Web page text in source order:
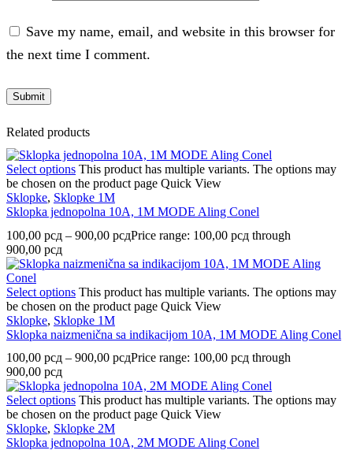
Save my name, email, and website in this browser for
the next time I comment.
Related products
Select options This product has multiple variants. The options may
be chosen on the product page Quick View
Sklopke, Sklopke 1M
Sklopka jednopolna 10A, 1M MODE Aling Conel
100,00 рсд – 900,00 рсдPrice range: 100,00 рсд through
900,00 рсд
Select options This product has multiple variants. The options may
be chosen on the product page Quick View
Sklopke, Sklopke 1M
Sklopka naizmenična sa indikacijom 10A, 1M MODE Aling Conel
100,00 рсд – 900,00 рсдPrice range: 100,00 рсд through
900,00 рсд
Select options This product has multiple variants. The options may
be chosen on the product page Quick View
Sklopke, Sklopke 2M
Sklopka jednopolna 10A, 2M MODE Aling Conel